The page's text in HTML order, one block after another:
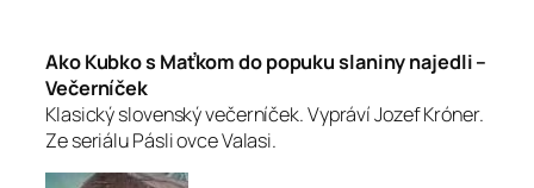
Ako Kubko s Maťkom do popuku slaniny najedli –
Večerníček
Klasický slovenský večerníček. Vypráví Jozef Króner.
Ze seriálu Pásli ovce Valasi.